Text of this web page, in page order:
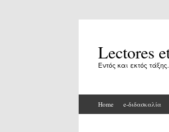
Lectores
Εντός και εκτός
to
Home e-διδασκαλία